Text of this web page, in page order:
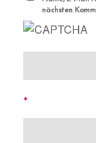
nächsten
*